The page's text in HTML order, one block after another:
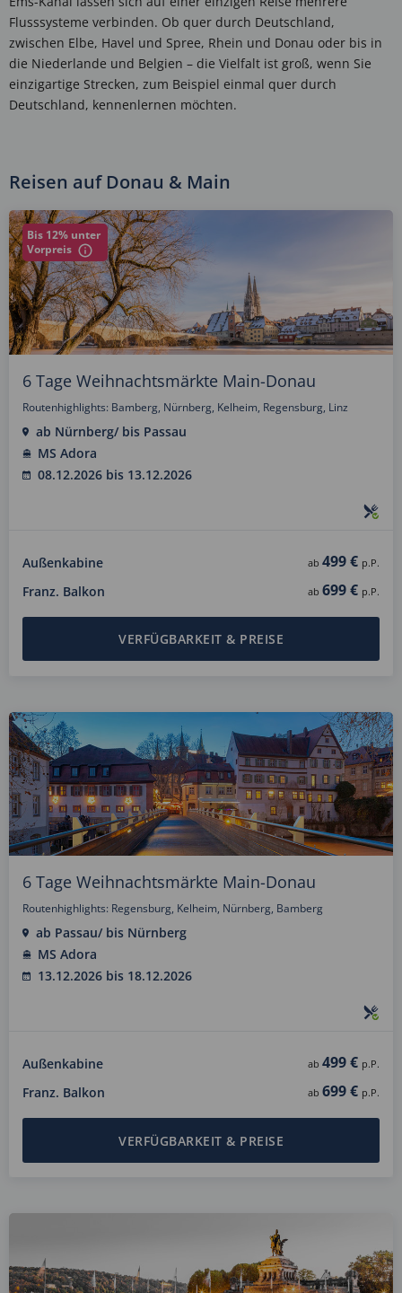
Flusssysteme verbinden. Ob quer durch Deutschland,
zwischen Elbe, Havel und Spree, Rhein und Donau oder bis in
die Niederlande und Belgien – die Vielfalt ist groß, wenn Sie
einzigartige Strecken, zum Beispiel einmal quer durch
Deutschland, kennenlernen möchten.
Reisen auf Donau & Main
Bis 12% unter
Vorpreis
6 Tage Weihnachtsmärkte Main-Donau
Routenhighlights: Bamberg, Nürnberg, Kelheim, Regensburg, Linz
ab Nürnberg/ bis Passau
MS Adora
08.12.2026 bis 13.12.2026
Außenkabine ab 499 € p.P.
Franz. Balkon ab 699 € p.P.
VERFÜGBARKEIT & PREISE
6 Tage Weihnachtsmärkte Main-Donau
Routenhighlights: Regensburg, Kelheim, Nürnberg, Bamberg
ab Passau/ bis Nürnberg
MS Adora
13.12.2026 bis 18.12.2026
Außenkabine ab 499 € p.P.
Franz. Balkon ab 699 € p.P.
VERFÜGBARKEIT & PREISE